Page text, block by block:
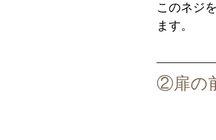
このネジ
ます。
②扉の